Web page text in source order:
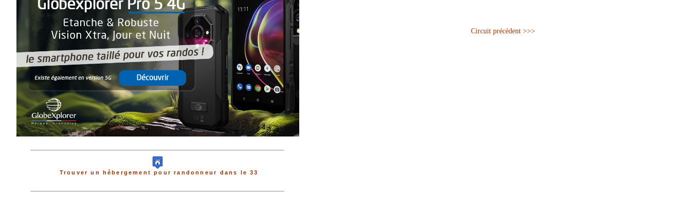
Trouver un hébergement pour randonneur dans le 33
Circuit précédent >>>